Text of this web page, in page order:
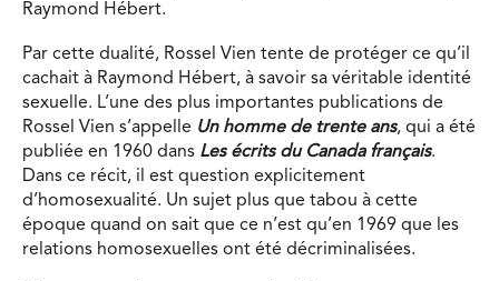
Raymond Hébert.
Par cette dualité, Rossel Vien tente de protéger ce qu’il
cachait à Raymond Hébert, à savoir sa véritable identité
sexuelle. L’une des plus importantes publications de
Rossel Vien s’appelle Un homme de trente ans, qui a été
publiée en 1960 dans Les écrits du Canada français.
Dans ce récit, il est question explicitement
d’homosexualité. Un sujet plus que tabou à cette
époque quand on sait que ce n’est qu’en 1969 que les
relations homosexuelles ont été décriminalisées.